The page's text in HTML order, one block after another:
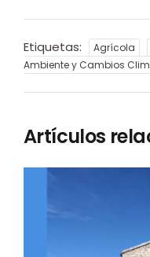
Etiquetas: Agrícola
Ambiente y Cambios
Artículos